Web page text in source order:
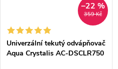
359 Kč
–22 %
Univerzální tekutý odvápňovač
Aqua Crystalis AC-DSCLR750